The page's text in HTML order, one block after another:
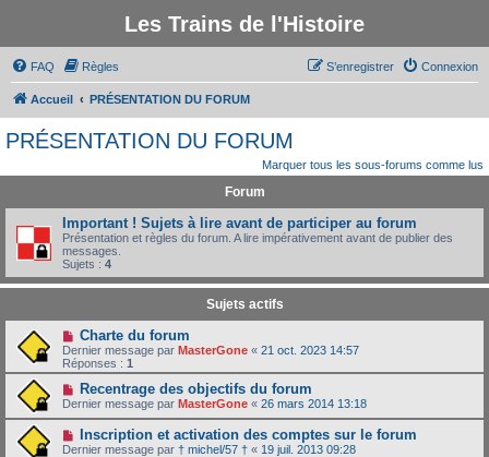
Les Trains de l'Histoire
FAQ Règles Connexion
S’enregistrer
Accueil PRÉSENTATION DU FORUM
PRÉSENTATION DU FORUM
Marquer tous les sous-forums comme lus
Forum
Important ! Sujets à lire avant de participer au forum
Présentation et règles du forum. A lire impérativement avant de publier des
messages.
Sujets : 4
Sujets actifs
Charte du forum
Dernier message par MasterGone « 21 oct. 2023 14:57
Réponses : 1
Recentrage des objectifs du forum
Dernier message par MasterGone « 26 mars 2014 13:18
Inscription et activation des comptes sur le forum
Dernier message par † michel/57 † « 19 juil. 2013 09:28